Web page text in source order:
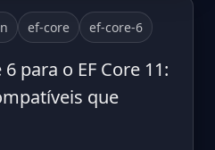
ef-core ef-core-6
para o EF Core 11:
que